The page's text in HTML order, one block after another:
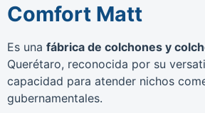
Comfort Matt
Es una fábrica de colchones y
Querétaro, reconocida por su
capacidad para atender nichos
gubernamentales.